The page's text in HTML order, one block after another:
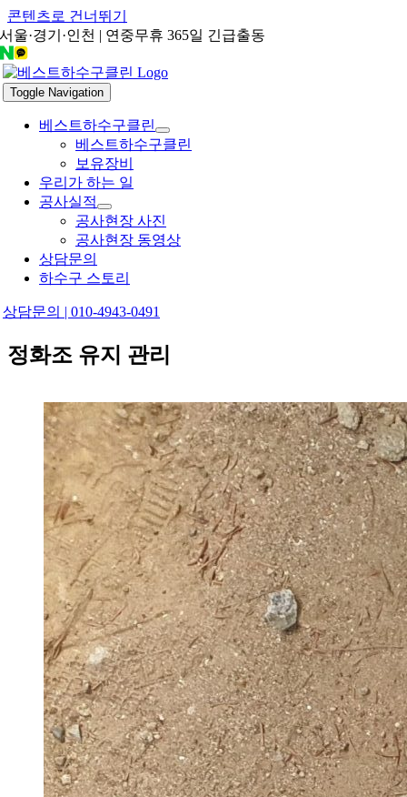
콘텐츠로 건너뛰기
서울·경기·인천 | 연중무휴 365일 긴급출동
Toggle Navigation
베스트하수구클린
베스트하수구클린
보유장비
우리가 하는 일
공사실적
공사현장 사진
공사현장 동영상
상담문의
하수구 스토리
상담문의 | 010-4943-0491
정화조 유지 관리